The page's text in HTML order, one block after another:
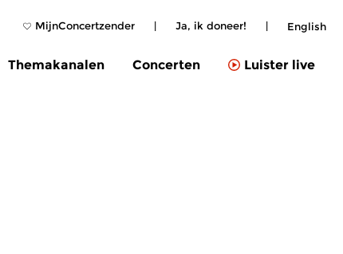
MijnConcertzender | Ja, ik doneer! | English
Themakanalen Concerten Luister live